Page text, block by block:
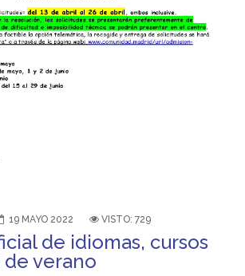
19 MAYO 2022 VISTO: 729
de idiomas, cursos
verano